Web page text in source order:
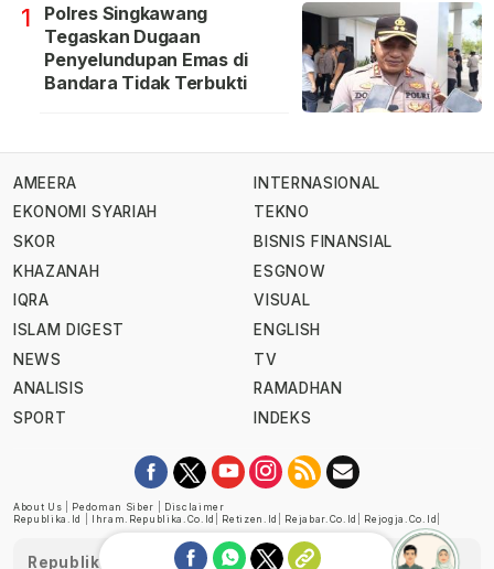
1
Polres Singkawang
Tegaskan Dugaan
Penyelundupan Emas di
Bandara Tidak Terbukti
AMEERA
EKONOMI SYARIAH
SKOR
KHAZANAH
IQRA
ISLAM DIGEST
NEWS
ANALISIS
SPORT
INTERNASIONAL
TEKNO
BISNIS FINANSIAL
ESGNOW
VISUAL
ENGLISH
TV
RAMADHAN
INDEKS
About Us Pedoman Siber
Disclaimer
Republika.id
Ihram.republika.co.id Retizen.id Rejabar.co.id Rejogja.co.id
Republika telah diverifikasi oleh Dewan Pers